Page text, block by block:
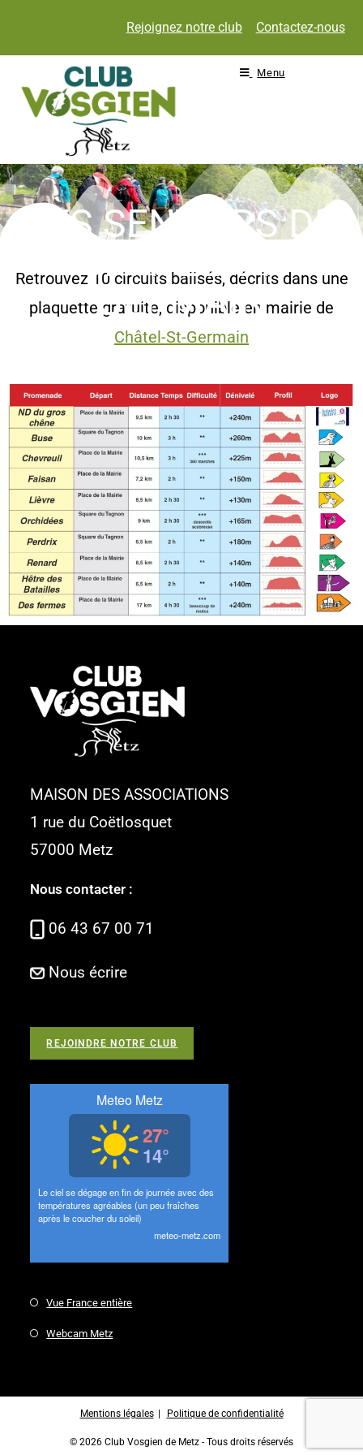
Rejoignez notre club Contactez-nous
Menu
LES SENTIERS DE
CHÂTEL-ST-
GERMAIN
Retrouvez 10 circuits balisés, décrits dans une
plaquette gratuite, disponible en mairie de
Châtel-St-Germain
MAISON DES ASSOCIATIONS
1 rue du Coëtlosquet
57000 Metz
Nous contacter :
06 43 67 00 71
Nous écrire
REJOINDRE NOTRE CLUB
Vue France entière
Webcam Metz
Mentions légales Politique de confidentialité
© 2026 Club Vosgien de Metz - Tous droits réservés